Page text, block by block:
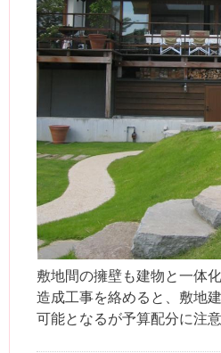
敷地間の擁壁も建物と一体化
造成工事を絡めると、敷地
可能となるが予算配分に注意